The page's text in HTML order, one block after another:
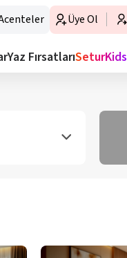
Üye Ol
Yaz FırsatlarıSeturKids